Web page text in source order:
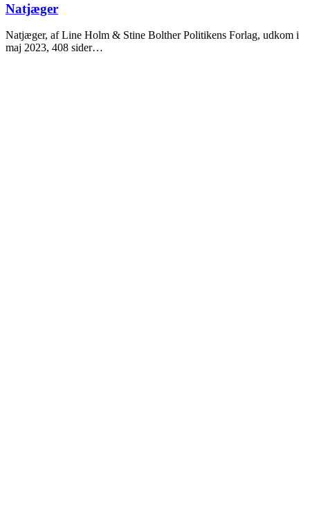
Natjæger
Natjæger, af Line Holm & Stine Bolther Politikens Forlag, udkom i
maj 2023, 408 sider…